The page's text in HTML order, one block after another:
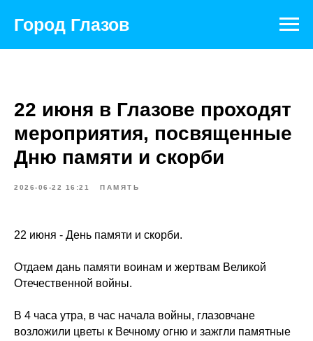
Город Глазов
22 июня в Глазове проходят
мероприятия, посвященные
Дню памяти и скорби
2026-06-22 16:21 ПАМЯТЬ
22 июня - День памяти и скорби.
Отдаем дань памяти воинам и жертвам Великой
Отечественной войны.
В 4 часа утра, в час начала войны, глазовчане
возложили цветы к Вечному огню и зажгли памятные